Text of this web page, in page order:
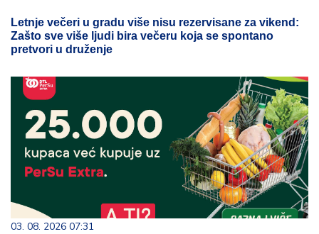
Letnje večeri u gradu više nisu rezervisane za vikend:
Zašto sve više ljudi bira večeru koja se spontano
pretvori u druženje
03. 08. 2026 07:31